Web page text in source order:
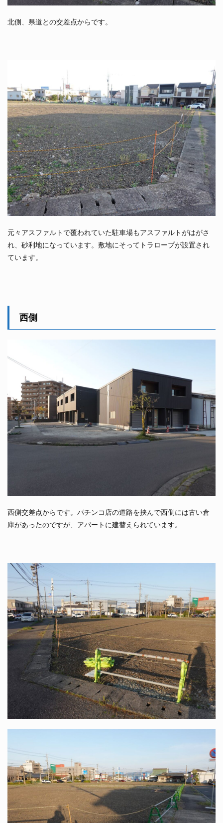
北側、県道との交差点からです。
元々アスファルトで覆われていた駐車場もアスファルトがはがさ
れ、砂利地になっています。敷地にそってトラロープが設置され
ています。
西側
西側交差点からです。パチンコ店の道路を挟んで西側には古い倉
庫があったのですが、アパートに建替えられています。